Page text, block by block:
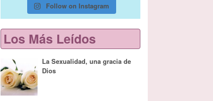
Follow on Instagram
Los Más Leídos
La Sexualidad, una gracia de
Dios